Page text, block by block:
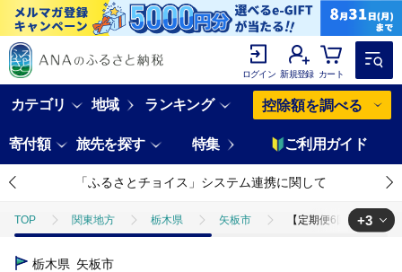
ログイン 新規登録 カート
カテゴリ 地域 ランキング 控除額を調べる
寄付額 旅先を探す 特集 ご利用ガイド
「ふるさとチョイス」システム連携に関して
TOP 関東地方 栃木県 矢板市 【定期便6回】栃木県
TOP
+3
栃木県 矢板市